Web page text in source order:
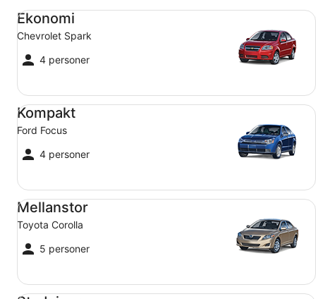
Ekonomi
Chevrolet Spark
4 personer
Ekonomi Chevrolet Spark
Kompakt
Ford Focus
4 personer
Kompakt Ford Focus
Mellanstor
Toyota Corolla
5 personer
Mellanstor Toyota Corolla
Stadsjeep Jeep Compass